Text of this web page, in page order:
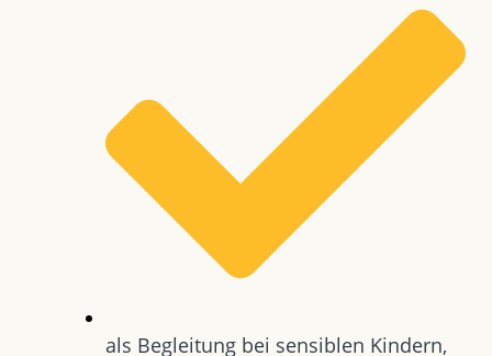
als Begleitung bei sensiblen Kindern,